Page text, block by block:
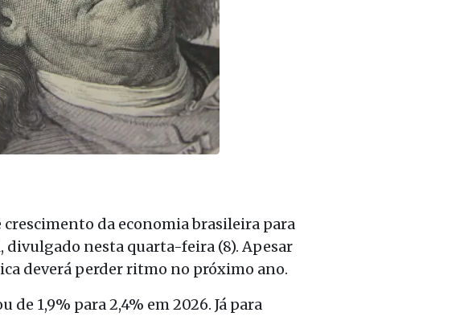
crescimento da economia brasileira para
divulgado nesta quarta-feira (8). Apesar
deverá perder ritmo no próximo ano.
1,9% para 2,4% em 2026. Já para